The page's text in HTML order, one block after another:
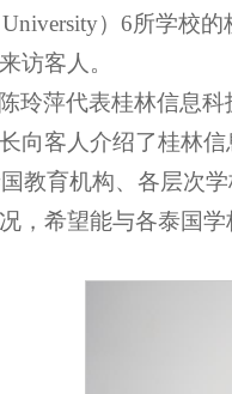
University）6所学
访客人。
玲萍代表桂林信息
向客人介绍了桂林
教育机构、各层次
，希望能与各泰国